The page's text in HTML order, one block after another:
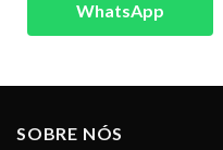
WhatsApp
SOBRE NÓS